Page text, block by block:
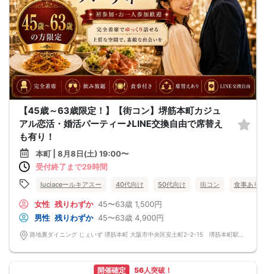
【45歳～63歳限定！】【街コン】堺筋本町カジュ
アル恋活・婚活パーティー♪LINE交換自由で席替え
も有り！
本町 | 8月8日(土) 19:00〜
受付終了まで29時間
luciaceールキアスー 40代向け 50代向け 街コン 食事あり
女性 残りわずか 45〜63歳 1,500円
男性 残りわずか 45〜63歳 4,900円
開催確定 56人突破！